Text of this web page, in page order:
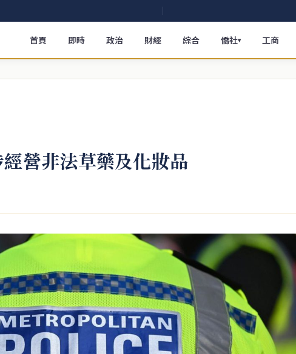
首頁 即時 政治 財經 綜合 僑社▾ 工商
營非法草藥及化妝品